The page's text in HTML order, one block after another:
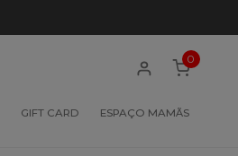
GIFT CARD ESPAÇO MAMÃS
0